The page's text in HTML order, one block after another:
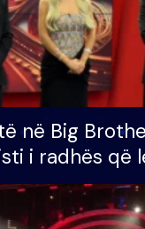
në Big
i radhës që